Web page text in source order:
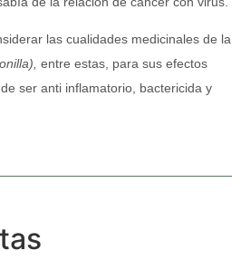
las cualidades medicinales de la
entre estas, para sus efectos
ser anti inflamatorio, bactericida y